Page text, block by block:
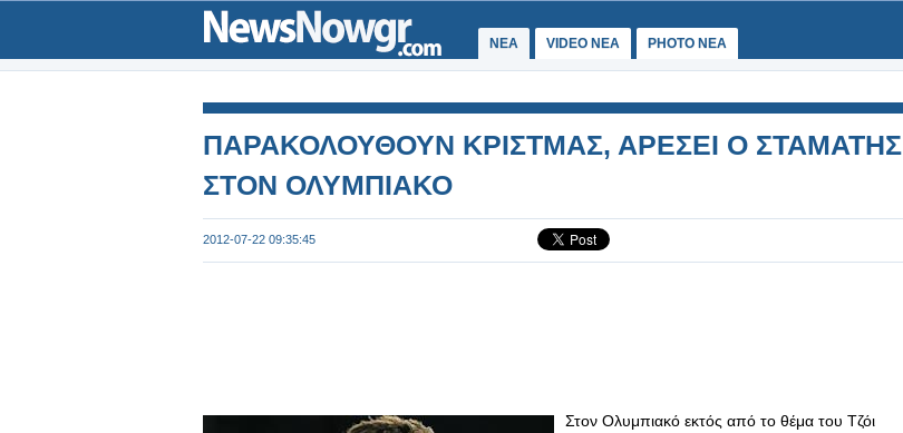
ΝΕΑ VIDEO NEA PHOTO NEA
ΠΑΡΑΚΟΛΟΥΘΟΥΝ ΚΡΙΣΤΜΑΣ, ΑΡΕΣΕΙ Ο ΣΤΑΜΑΤΗΣ
ΣΤΟΝ ΟΛΥΜΠΙΑΚΟ
2012-07-22 09:35:45
Στον Ολυμπιακό εκτός από το θέμα του Τζόι